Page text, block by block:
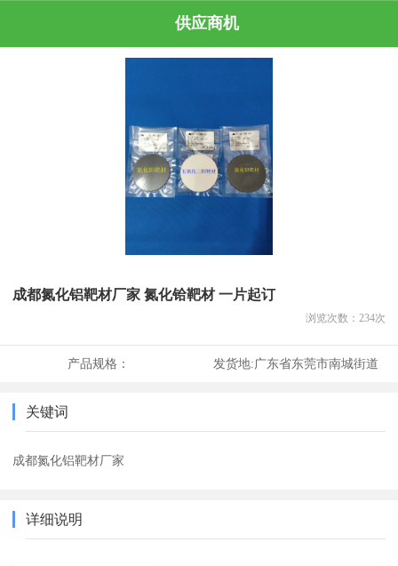
供应商机
成都氮化铝靶材厂家 氮化铪靶材 一片起订
浏览次数： 234次
产品规格： 发货地:广东省东莞市南城街道
关键词
成都氮化铝靶材厂家
详细说明